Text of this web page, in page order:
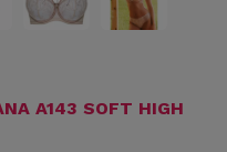
A143 SOFT HIGH